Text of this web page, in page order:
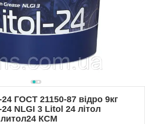
ГОСТ 21150-87 відро 9кг
NLGI 3 Litol 24 літол
КСМ